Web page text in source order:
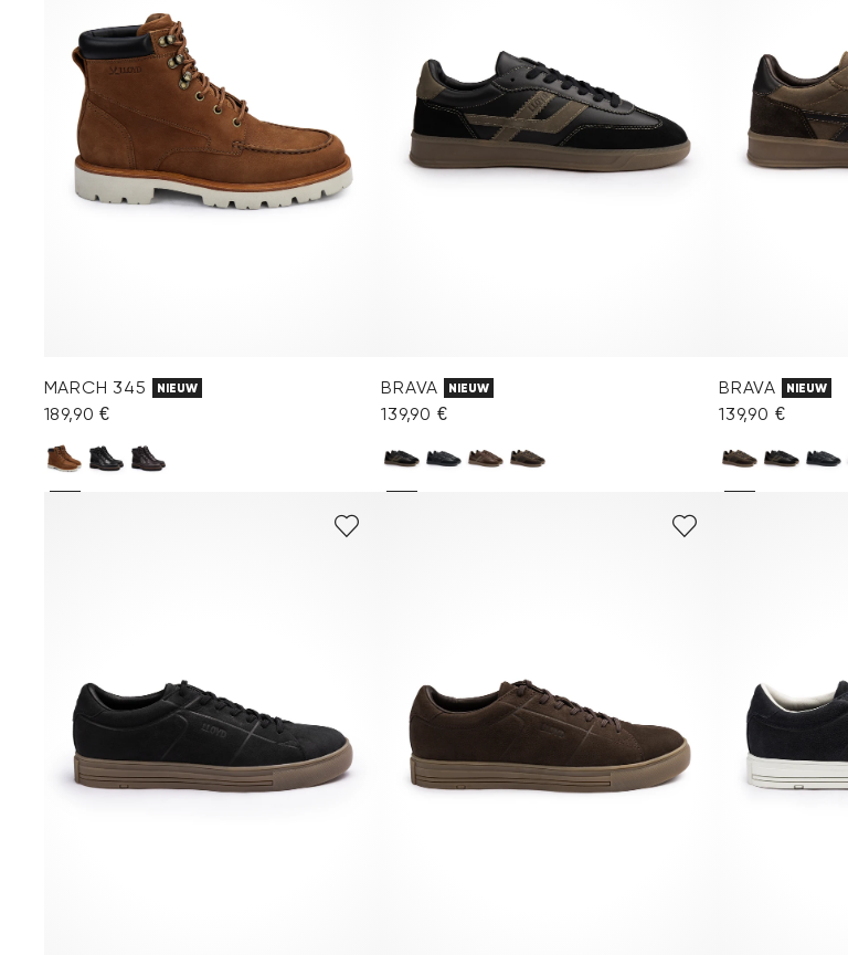
MARCH 345 NIEUW
189,90 €
BRAVA NIEUW
139,90 €
BRAVA NIEUW
139,90 €